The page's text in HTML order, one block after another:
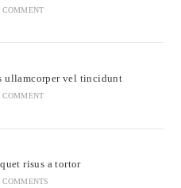
COMMENT
ullamcorper vel tincidunt
COMMENT
risus a tortor
COMMENTS